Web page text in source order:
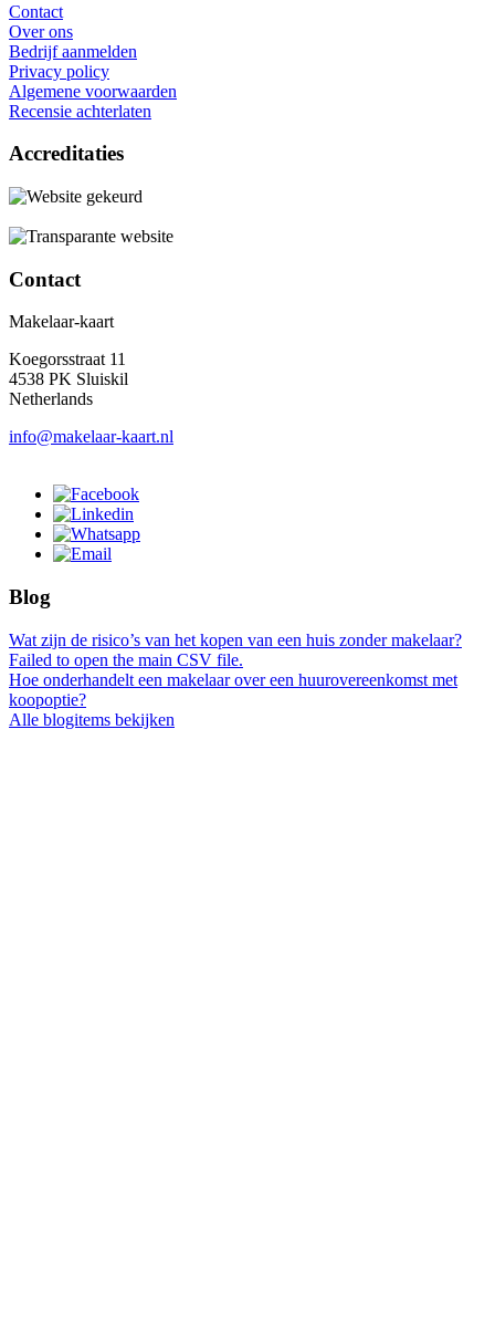
Contact
Over ons
Bedrijf aanmelden
Privacy policy
Algemene voorwaarden
Recensie achterlaten
Accreditaties
Contact
Makelaar-kaart
Koegorsstraat 11
4538 PK Sluiskil
Netherlands
info@makelaar-kaart.nl
Blog
Wat zijn de risico’s van het kopen van een huis zonder makelaar?
Failed to open the main CSV file.
Hoe onderhandelt een makelaar over een huurovereenkomst met
koopoptie?
Alle blogitems bekijken